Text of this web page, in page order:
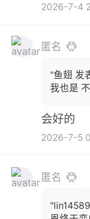
2026-7-4
匿名
"鱼翅 发
我也是
会好的
2026-7-5
匿名